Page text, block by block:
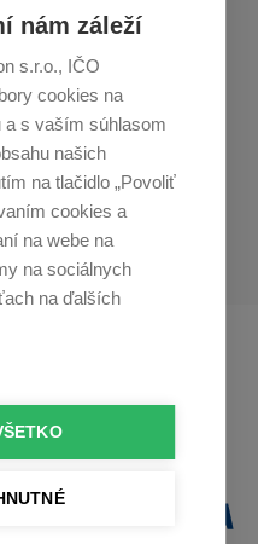
nám záleží
s.r.o., IČO
cookies na
a s vaším súhlasom
našich
na tlačidlo „Povoliť
cookies a
na webe na
na sociálnych
na ďalších